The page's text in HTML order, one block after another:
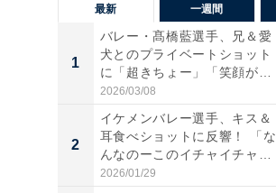
最新 一週間
1
バレー・髙橋藍選手、兄＆愛
犬とのプライベートショット
に「超きちょー」「笑顔が見
れ...
2026/03/08
2
イケメンバレー選手、キス＆
耳食べショットに反響！ 「な
んなのーこのイチャイチャ
感...
2026/01/29